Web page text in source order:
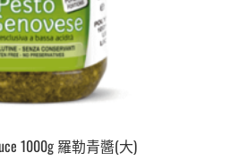
1000g 羅勒青醬(大)